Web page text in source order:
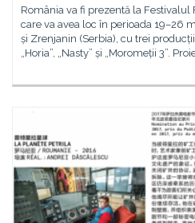
România va fi prezentă la
care va avea loc în perioada 19–26
și Zrenjanin (Serbia), cu trei
„Horia”, „Nasty” și „Moromeții 3”.